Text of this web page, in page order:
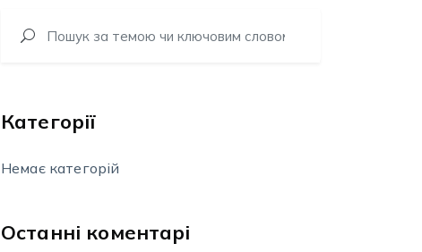
Категорії
Немає категорій
Останні коментарі